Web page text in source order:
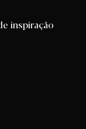
inspiração